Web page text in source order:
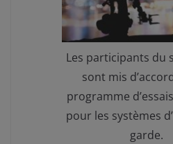
Les participants du
sont mis
programme
pour les systèmes
garde.